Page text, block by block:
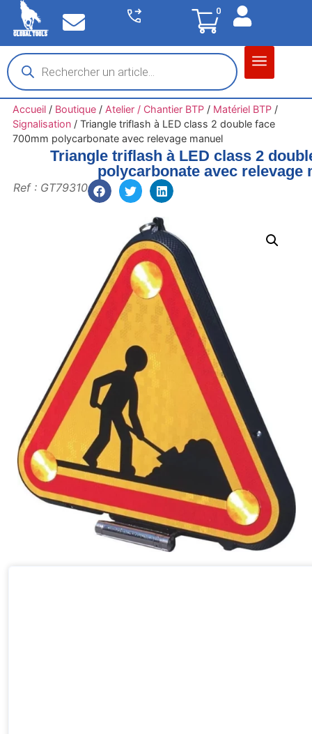
0
Accueil/ Boutique/ Atelier / Chantier BTP/ Matériel BTP/
Signalisation/ Triangle triflash à LED class 2 double face
700mm polycarbonate avec relevage manuel
Triangle triflash à LED class 2
polycarbonate avec relevage
Ref : GT79310